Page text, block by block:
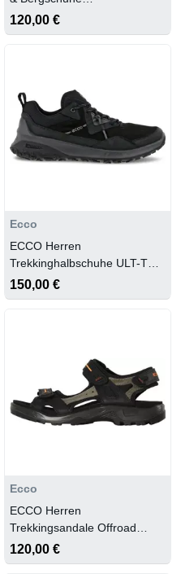
MOCHA/MOCHA
120,00 €
Ecco
ECCO Herren
Trekkinghalbschuhe ULT-TRN
M LOW
150,00 €
Ecco
ECCO Herren
Trekkingsandale Offroad
Yucatan
120,00 €